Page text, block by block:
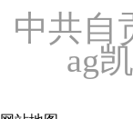
中共自
ag